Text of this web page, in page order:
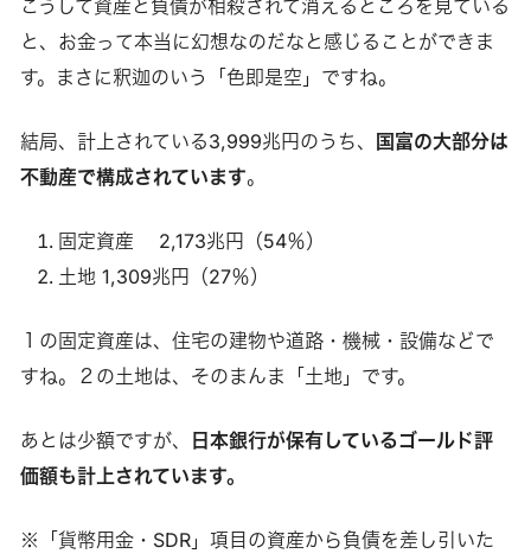
こうして資産と負債が相殺されて消えるところを見ている
と、お金って本当に幻想なのだなと感じることができま
す。まさに釈迦のいう「色即是空」ですね。
結局、計上されている3,999兆円のうち、 国富の大部分は
不動産で構成されています。
固定資産 2,173兆円（54％）
土地 1,309兆円（27％）
１の固定資産は、住宅の建物や道路・機械・設備などで
すね。２の土地は、そのまんま「土地」です。
あとは少額ですが、
日本銀行が保有しているゴールド評
価額も計上されています。
※「貨幣用金・SDR」項目の資産から負債を差し引いた